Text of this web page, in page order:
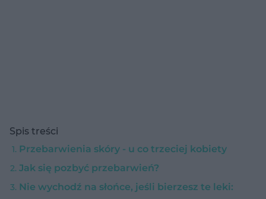
Spis treści
Przebarwienia skóry - u co trzeciej kobiety
Jak się pozbyć przebarwień?
Nie wychodź na słońce, jeśli bierzesz te leki: